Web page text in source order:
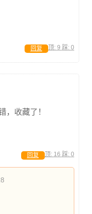
顶: 9 踩: 0
回复
，收藏了！
顶: 16 踩: 0
回复